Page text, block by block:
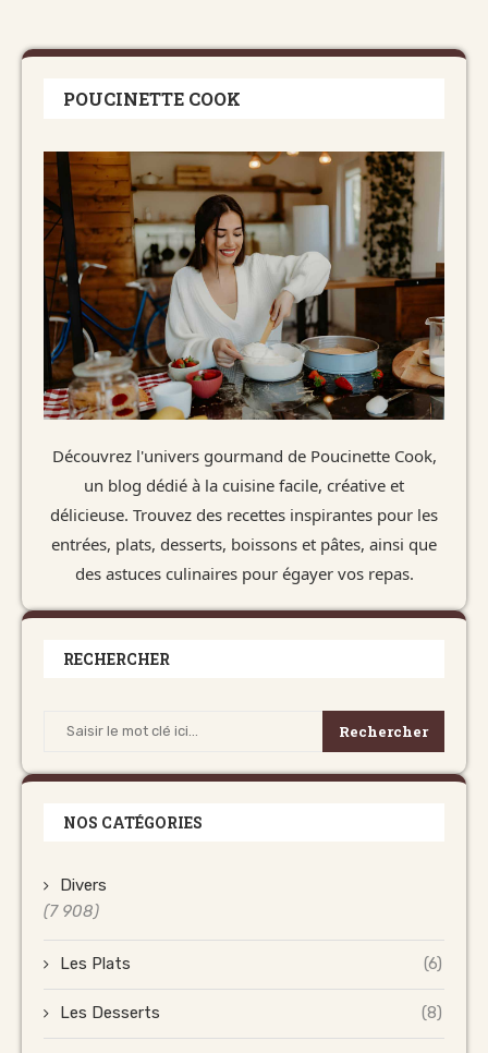
POUCINETTE COOK
Découvrez l'univers gourmand de Poucinette Cook,
un blog dédié à la cuisine facile, créative et
délicieuse. Trouvez des recettes inspirantes pour les
entrées, plats, desserts, boissons et pâtes, ainsi que
des astuces culinaires pour égayer vos repas.
RECHERCHER
Rechercher
NOS CATÉGORIES
Divers
(7 908)
Les Plats (6)
Les Desserts (8)